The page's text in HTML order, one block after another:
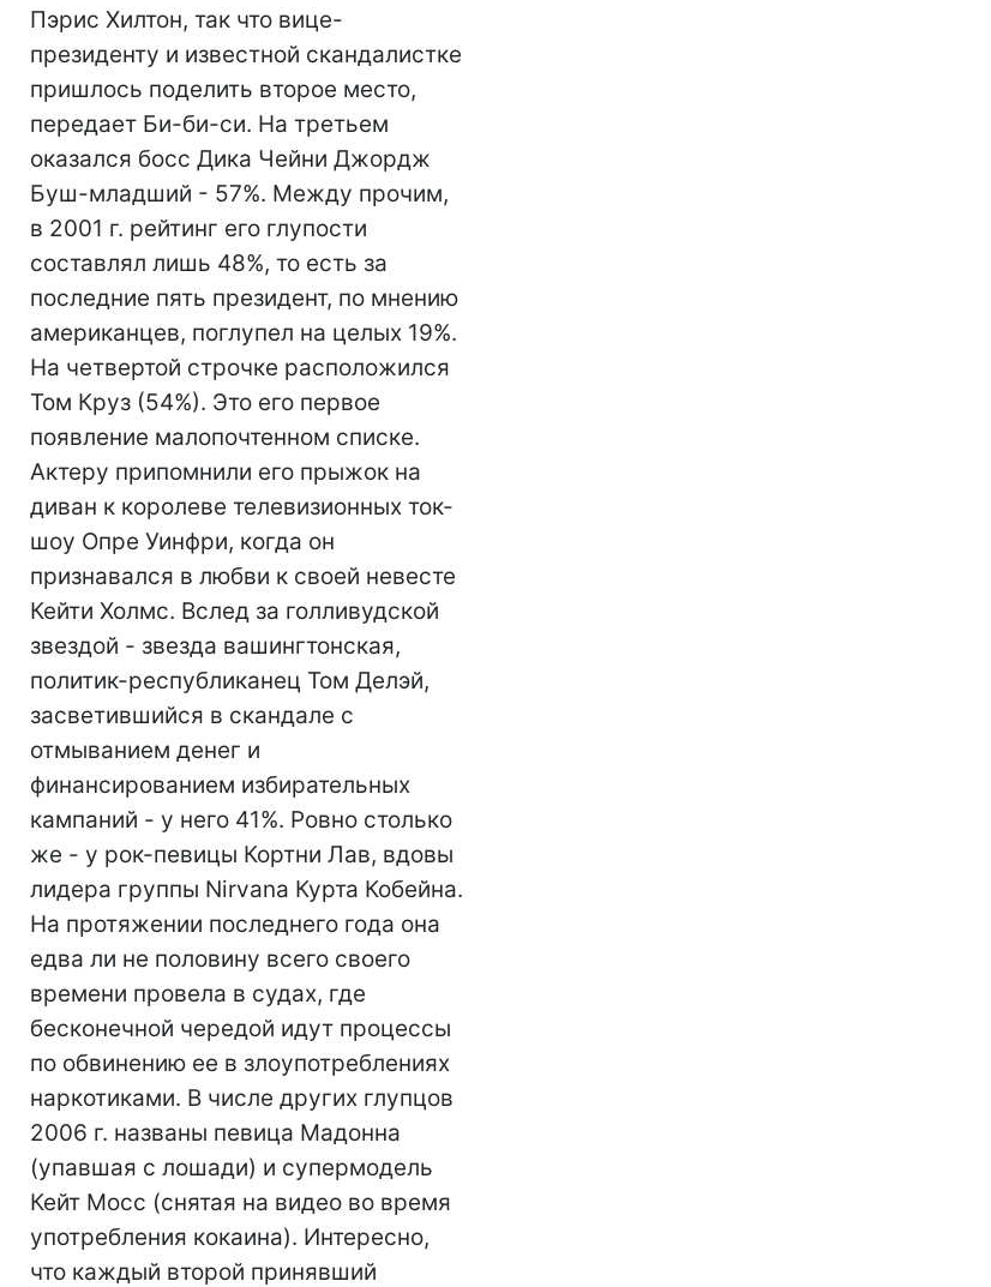
Пэрис Хилтон, так что вице-
президенту и известной скандалистке
пришлось поделить второе место,
передает Би-би-си. На третьем
оказался босс Дика Чейни Джордж
Буш-младший - 57%. Между прочим,
в 2001 г. рейтинг его глупости
составлял лишь 48%, то есть за
последние пять президент, по мнению
американцев, поглупел на целых 19%.
На четвертой строчке расположился
Том Круз (54%). Это его первое
появление малопочтенном списке.
Актеру припомнили его прыжок на
диван к королеве телевизионных ток-
шоу Опре Уинфри, когда он
признавался в любви к своей невесте
Кейти Холмс. Вслед за голливудской
звездой - звезда вашингтонская,
политик-республиканец Том Делэй,
засветившийся в скандале с
отмыванием денег и
финансированием избирательных
кампаний - у него 41%. Ровно столько
же - у рок-певицы Кортни Лав, вдовы
лидера группы Nirvana Курта Кобейна.
На протяжении последнего года она
едва ли не половину всего своего
времени провела в судах, где
бесконечной чередой идут процессы
по обвинению ее в злоупотреблениях
наркотиками. В числе других глупцов
2006 г. названы певица Мадонна
(упавшая с лошади) и супермодель
Кейт Мосс (снятая на видео во время
употребления кокаина). Интересно,
что каждый второй принявший